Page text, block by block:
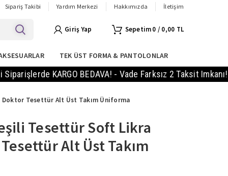
Sipariş Takibi Yardım Merkezi Hakkımızda İletişim
Giriş Yap 0 / 0,00 TL
TEK ÜST FORMA & PANTOLONLAR
KARGO BEDAVA! - Vade Farksız 2 Taksit Imkanı! - 14
Tesettür Alt Üst Takım Üniforma
Tesettür Soft Likra
Alt Üst Takım